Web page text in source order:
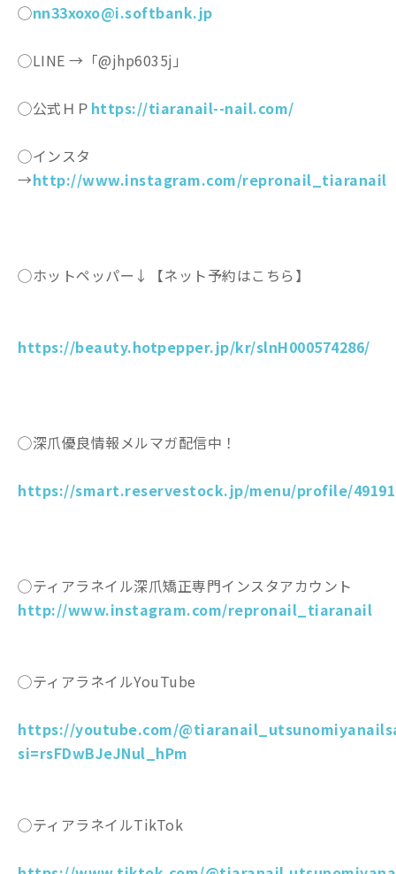
◯nn33xoxo@i.softbank.jp
◯LINE →「@jhp6035j」
◯公式ＨＰ https://tiaranail--nail.com/
◯インスタ
→http://www.instagram.com/repronail_tiaranail
◯ホットペッパー↓【ネット予約はこちら】
https://beauty.hotpepper.jp/kr/slnH000574286/
◯深爪優良情報メルマガ配信中！
https://smart.reservestock.jp/menu/profile/49191
◯ティアラネイル深爪矯正専門インスタアカウント
http://www.instagram.com/repronail_tiaranail
◯ティアラネイルYouTube
https://youtube.com/
si=rsFDwBJeJNul_hPm
◯ティアラネイルTikTok